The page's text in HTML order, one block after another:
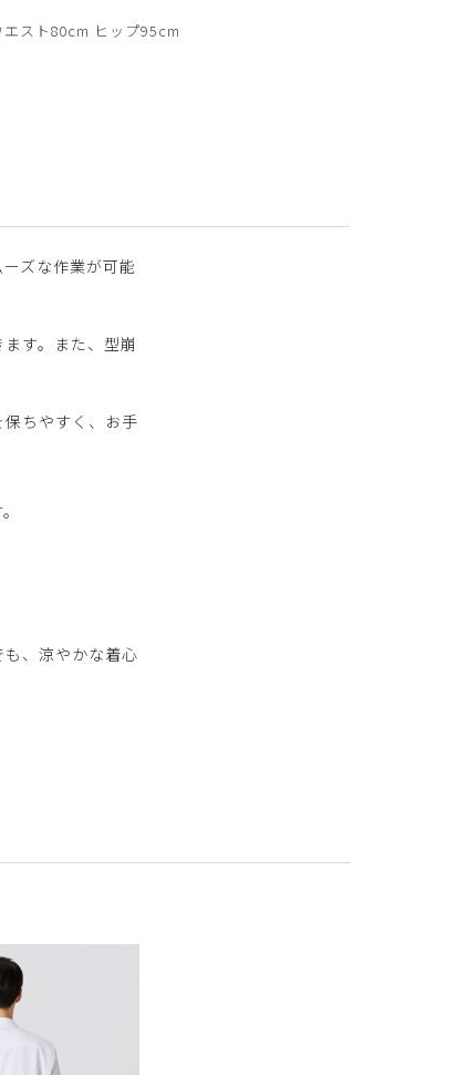
スト80cm ヒップ95cm
ズな作業が可能
す。また、型崩
ちやすく、お手
、涼やかな着心